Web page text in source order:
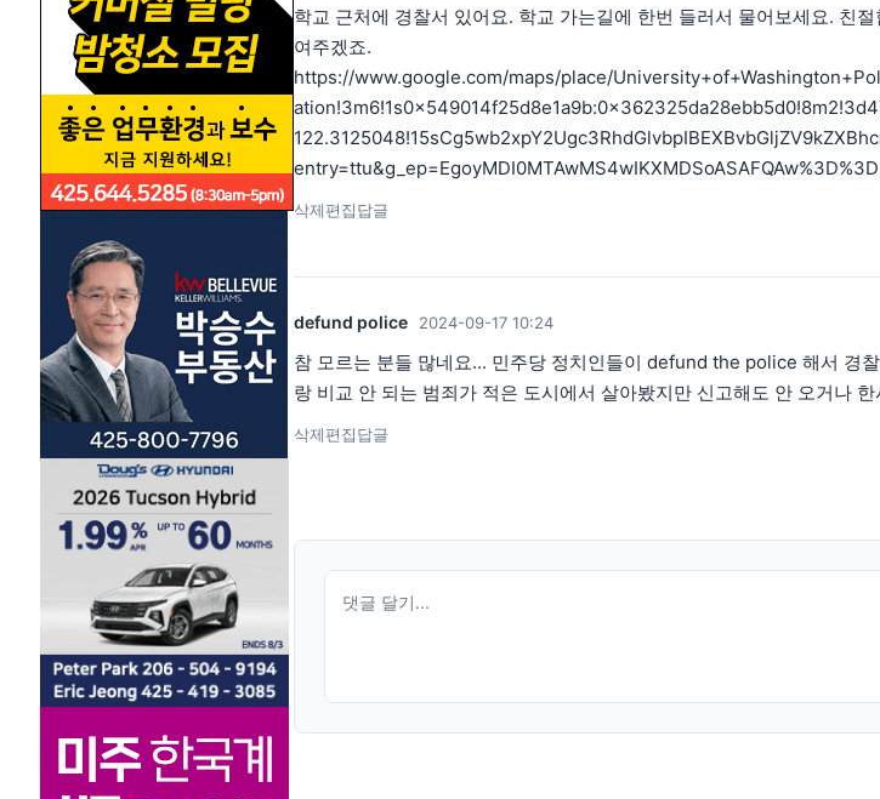
학교 근처에 경찰서 있어요. 학교 가는길에 한번 들러서 물어보세요. 친
여주겠죠.
https://www.google.com/maps/place/
entry=ttu&g_ep=EgoyMDI0MTAwMS4wIKXMDSoASAFQAw%3D%3D
삭제편집답글
defund police 2024-09-17 10:24
참 모르는 분들 많네요... 민주당 정치인들이 defund the police 해서 경
랑 비교 안 되는 범죄가 적은 도시에서 살아봤지만 신고해도 안 오거나
삭제편집답글